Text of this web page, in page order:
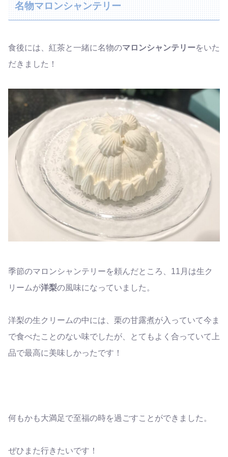
名物マロンシャンテリー
食後には、紅茶と一緒に名物のマロンシャンテリーをいた
だきました！
季節のマロンシャンテリーを頼んだところ、11月は生ク
リームが洋梨の風味になっていました。
洋梨の生クリームの中には、栗の甘露煮が入っていて今ま
で食べたことのない味でしたが、とてもよく合っていて上
品で最高に美味しかったです！
何もかも大満足で至福の時を過ごすことができました。
ぜひまた行きたいです！